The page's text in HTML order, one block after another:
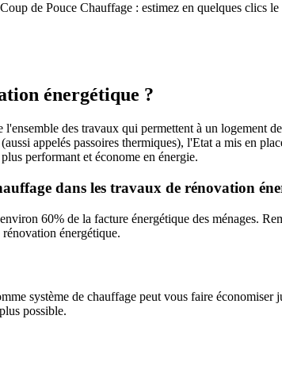
de Pouce Chauffage : estimez en quelques clics
énergétique ?
l'ensemble des travaux qui permettent à un logement de
appelés passoires thermiques), l'Etat a mis en
plus performant et économe en énergie.
dans les travaux de rénovation
60% de la facture énergétique des ménages.
rénovation énergétique.
système de chauffage peut vous faire
possible.